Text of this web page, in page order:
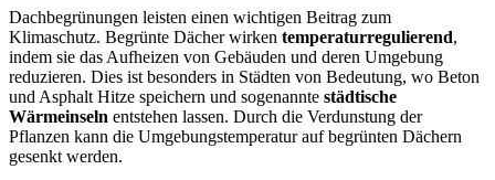
Dachbegrünungen leisten einen wichtigen Beitrag zum
Klimaschutz. Begrünte Dächer wirken temperaturregulierend,
indem sie das Aufheizen von Gebäuden und deren Umgebung
reduzieren. Dies ist besonders in Städten von Bedeutung, wo Beton
und Asphalt Hitze speichern und sogenannte städtische
Wärmeinseln entstehen lassen. Durch die Verdunstung der
Pflanzen kann die Umgebungstemperatur auf begrünten Dächern
gesenkt werden.